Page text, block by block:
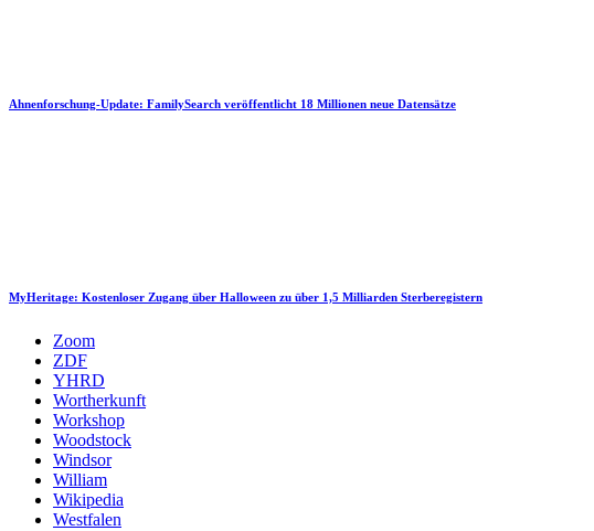
Ahnenforschung-Update: FamilySearch veröffentlicht 18 Millionen neue Datensätze
MyHeritage: Kostenloser Zugang über Halloween zu über 1,5 Milliarden Sterberegistern
Zoom
ZDF
YHRD
Wortherkunft
Workshop
Woodstock
Windsor
William
Wikipedia
Westfalen